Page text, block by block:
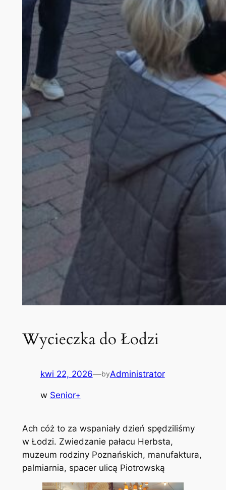
Wycieczka do Łodzi
kwi 22, 2026—byAdministrator
w Senior+
Ach cóż to za wspaniały dzień spędziliśmy
w Łodzi. Zwiedzanie pałacu Herbsta,
muzeum rodziny Poznańskich, manufaktura,
palmiarnia, spacer ulicą Piotrowską